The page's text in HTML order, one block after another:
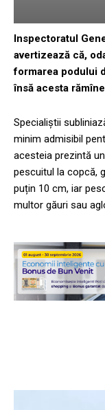
Inspectoratul
avertizează că,
formarea podului
însă acesta
Specialiștii
minim admisibil
acesteia prezintă
pescuitul la copcă,
puțin 10 cm, iar
multor găuri sau